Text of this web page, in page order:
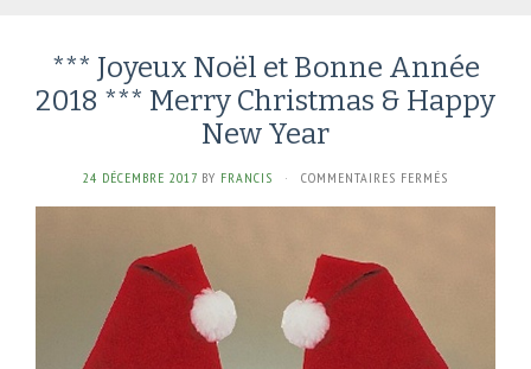
*** Joyeux Noël et Bonne Année
2018 *** Merry Christmas & Happy
New Year
24 DÉCEMBRE 2017 BY FRANCIS · COMMENTAIRES FERMÉS